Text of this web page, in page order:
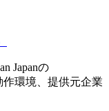
Japanの
環境、提供元企業